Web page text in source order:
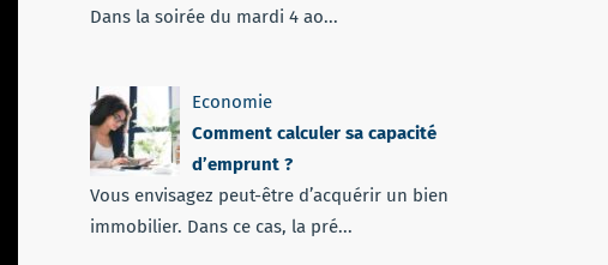
Dans la soirée du mardi 4 ao...
Economie
Comment calculer sa capacité
d’emprunt ?
Vous envisagez peut-être d’acquérir un bien
immobilier. Dans ce cas, la pré...